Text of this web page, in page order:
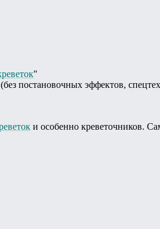
"
постановочных эффектов,
и особенно креветочников.